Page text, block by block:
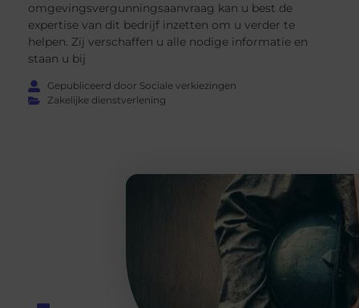
omgevingsvergunningsaanvraag kan u best de
expertise van dit bedrijf inzetten om u verder te
helpen. Zij verschaffen u alle nodige informatie en
staan u bij
Gepubliceerd door Sociale verkiezingen
Zakelijke dienstverlening